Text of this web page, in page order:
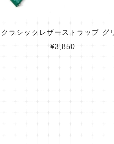
ラシックレザーストラップ グ
¥3,850